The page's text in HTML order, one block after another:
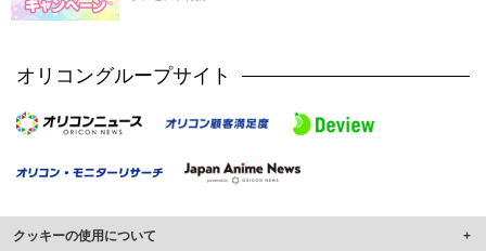
オリコングループサイト
クッキーの使用について